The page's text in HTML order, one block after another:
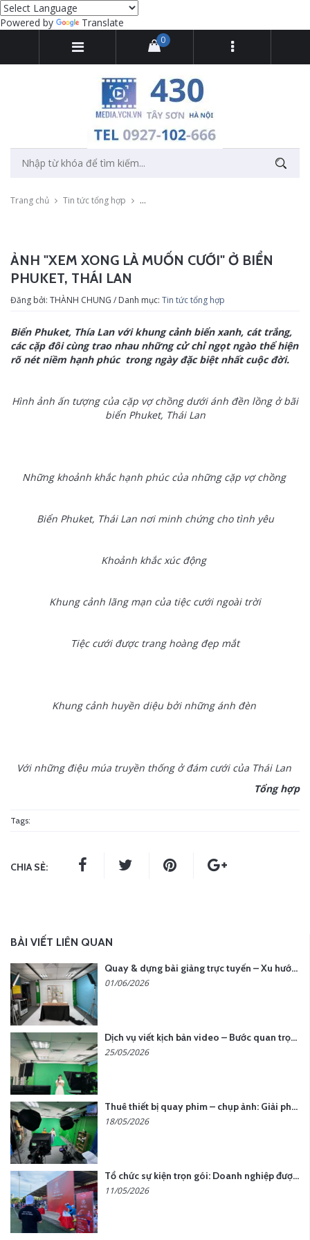
Powered by Translate
0
Trang chủ Tin tức tổng hợp Ảnh "xem xong là muốn cưới" ở biển
ẢNH "XEM XONG LÀ MUỐN CƯỚI" Ở BIỂN
PHUKET, THÁI LAN
Đăng bởi: THÀNH CHUNG / Danh mục: Tin tức tổng hợp
Biển Phuket, Thía Lan với khung cảnh biển xanh, cát trắng,
các cặp đôi cùng trao nhau những cử chỉ ngọt ngào thể hiện
rõ nét niềm hạnh phúc trong ngày đặc biệt nhất cuộc đời.
Hình ảnh ấn tượng của cặp vợ chồng dưới ánh đền lồng ở bãi
biển Phuket, Thái Lan
Những khoảnh khắc hạnh phúc của những cặp vợ chồng
Biển Phuket, Thái Lan nơi minh chứng cho tình yêu
Khoảnh khắc xúc động
Khung cảnh lãng mạn của tiệc cưới ngoài trời
Tiệc cưới được trang hoàng đẹp mắt
Khung cảnh huyền diệu bởi những ánh đèn
Với những điệu múa truyền thống ở đám cưới của Thái Lan
Tổng hợp
Tags:
CHIA SẺ:
BÀI VIẾT LIÊN QUAN
Quay & dựng bài giảng trực tuyến – Xu hướng đào tạo thời đại số
01/06/2026
Dịch vụ viết kịch bản video – Bước quan trọng quyết định thành công nội dung
25/05/2026
Thuê thiết bị quay phim – chụp ảnh: Giải pháp tối ưu chi phí cho doanh nghiệp
18/05/2026
Tổ chức sự kiện trọn gói: Doanh nghiệp được gì khi chọn đơn vị chuyên nghiệp?
11/05/2026